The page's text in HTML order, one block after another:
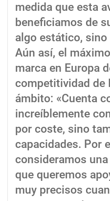
medida que esta
beneficiamos de
algo estático,
Aún así, el
marca en Europa
competitividad de
ámbito: «Cuenta
increíblemente
por coste, sino
capacidades. Por
consideramos
que queremos
muy precisos